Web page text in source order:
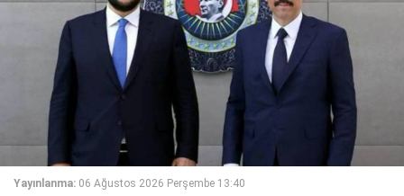
Yayınlanma: 06 Ağustos 2026 Perşembe 13:40